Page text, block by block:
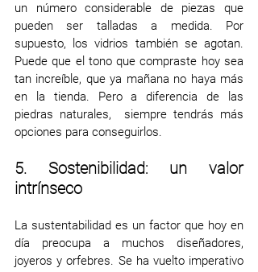
un número considerable de piezas que
pueden ser talladas a medida. Por
supuesto, los vidrios también se agotan.
Puede que el tono que compraste hoy sea
tan increíble, que ya mañana no haya más
en la tienda. Pero a diferencia de las
piedras naturales,  siempre tendrás más
opciones para conseguirlos.
5. Sostenibilidad: un valor
intrínseco
La sustentabilidad es un factor que hoy en
día preocupa a muchos diseñadores,
joyeros y orfebres. Se ha vuelto imperativo